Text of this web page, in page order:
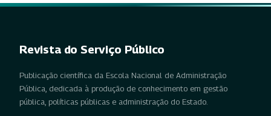
Revista do Serviço Público
Publicação científica da Escola Nacional de Administração
Pública, dedicada à produção de conhecimento em gestão
pública, políticas públicas e administração do Estado.